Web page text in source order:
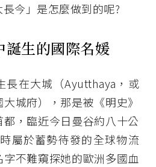
今」是怎麼做到的呢?
誕生的國際名媛
長在大城（Ayutthaya，或
城府），那是被《明史》
，臨近今日曼谷約八十公
屬於蓄勢待發的全球物流
不難窺探她的歐洲多國血